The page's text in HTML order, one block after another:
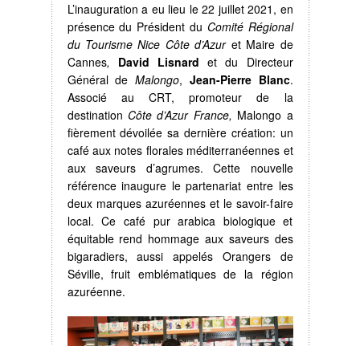
L’inauguration a eu lieu le 22 juillet 2021, en
présence du Président du Comité Régional
du Tourisme Nice Côte d’Azur et Maire de
Cannes, David Lisnard et du Directeur
Général de Malongo, Jean-Pierre Blanc.
Associé au CRT, promoteur de la
destination Côte d’Azur France, Malongo a
fièrement dévoilée sa dernière création: un
café aux notes florales méditerranéennes et
aux saveurs d’agrumes. Cette nouvelle
référence inaugure le partenariat entre les
deux marques azuréennes et le savoir-faire
local. Ce café pur arabica biologique et
équitable rend hommage aux saveurs des
bigaradiers, aussi appelés Orangers de
Séville, fruit emblématiques de la région
azuréenne.